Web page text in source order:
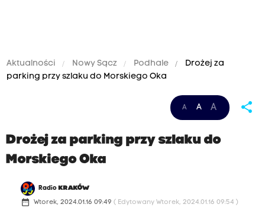
Aktualności Nowy Sącz Podhale
Drożej za
parking przy szlaku do Morskiego Oka
A A A share
Drożej za parking przy szlaku do
Morskiego Oka
Radio KRAKÓW
date_range Wtorek, 2024.01.16 09:49 ( Edytowany Wtorek, 2024.01.16 09:54 )